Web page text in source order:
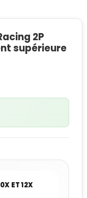
2P
supérieure
ET 12X